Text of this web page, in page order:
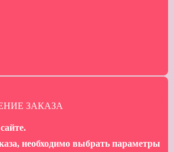
ЗАКАЗА
необходимо выбрать параметры